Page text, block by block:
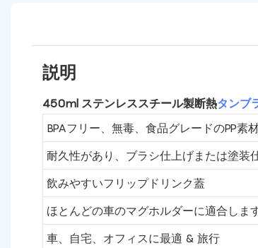
説明
450ml ステンレススチール製断熱タンブ
BPAフリー、無毒、食品グレードのPP素
耐久性があり、ブラシ仕上げまたは塗装
飲みやすいフリップドリンク蓋
ほとんどの車のマグホルダーに適合しま
車、自宅、オフィスに最適 & 旅行